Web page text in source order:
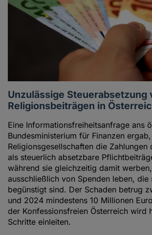
Unzulässige Steuerabsetzung
Religionsbeiträgen in
Eine Informationsfreiheitsanfrage ans
Bundesministerium für Finanzen
Religionsgesellschaften die Zahlungen
als steuerlich absetzbare
während sie gleichzeitig damit
ausschließlich von Spenden leben, die
begünstigt sind. Der Schaden betrug
und 2024 mindestens 10 Millionen
der Konfessionsfreien Österreich wird
Schritte einleiten.